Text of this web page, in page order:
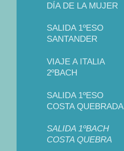
DÍA DE LA MUJER
SALIDA 1ºESO
SANTANDER
VIAJE A ITALIA
2ºBACH
SALIDA 1ºESO
COSTA QUEBRADA
SALIDA 1ºBACH
COSTA QUEBRA